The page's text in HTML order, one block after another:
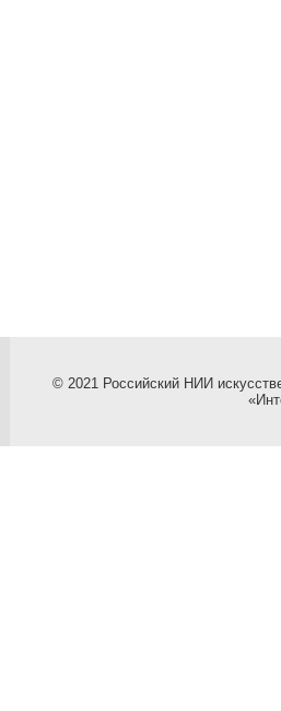
© 2021 Российский НИИ